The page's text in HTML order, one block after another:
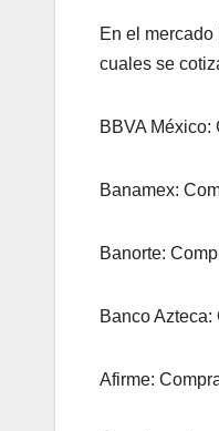
En el
cuales se
BBVA México:
Banamex:
Banorte:
Banco
Afirme: